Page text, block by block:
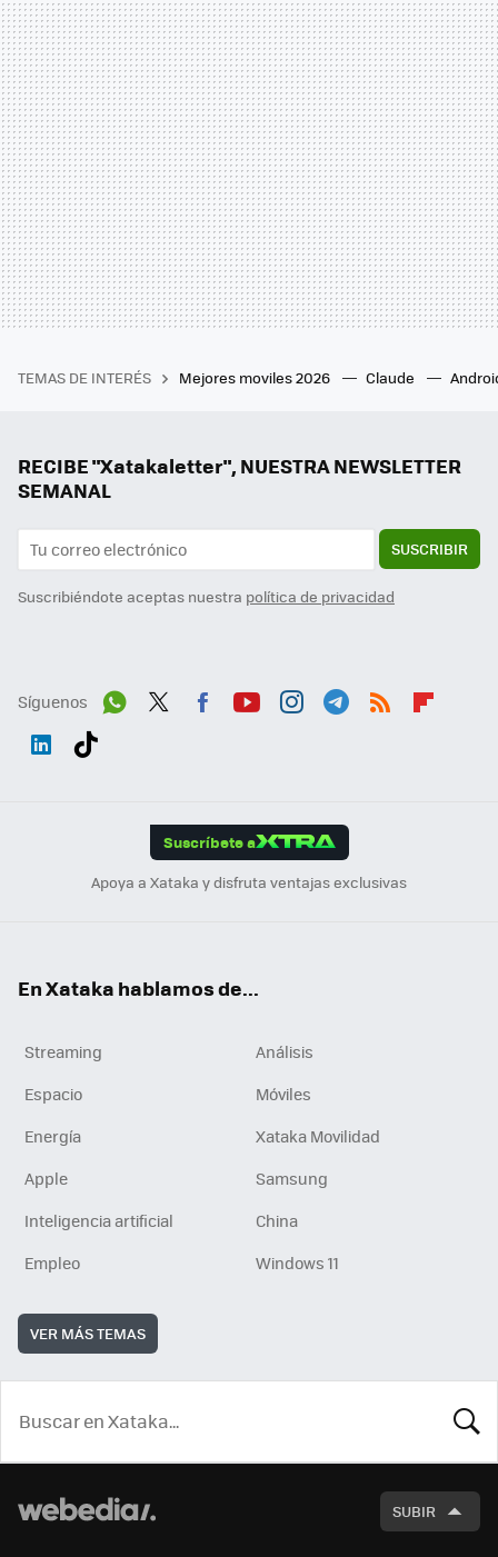
TEMAS DE INTERÉS Mejores moviles 2026 Claude
RECIBE "Xatakaletter", NUESTRA NEWSLETTER
SEMANAL
SUSCRIBIR
Suscribiéndote aceptas nuestra política de privacidad
Síguenos
Suscríbete a
Apoya a Xataka y disfruta ventajas exclusivas
En Xataka hablamos de...
Streaming
Análisis
Espacio
Móviles
Energía
Xataka Movilidad
Apple
Samsung
Inteligencia artificial
China
Empleo
Windows 11
VER MÁS TEMAS
SUBIR